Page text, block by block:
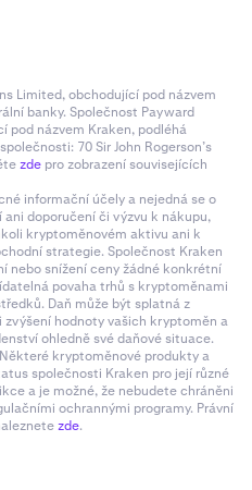
Limited, obchodující pod názvem
banky. Společnost Payward
pod názvem Kraken, podléhá
70 Sir John Rogerson’s
zde pro zobrazení souvisejících
informační účely a nejedná se o
doporučení či výzvu k nákupu,
kryptoměnovém aktivu ani k
strategie. Společnost Kraken
nebo snížení ceny žádné konkrétní
povaha trhů s kryptoměnami
Daň může být splatná z
hodnoty vašich kryptoměn a
ohledně své daňové situace.
kryptoměnové produkty a
společnosti Kraken pro její různé
a je možné, že nebudete chráněni
ochrannými programy. Právní
zde.